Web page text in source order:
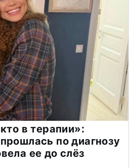
в терапии»:
по диагнозу
ее до слёз